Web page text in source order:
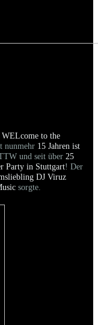
WELcome to the
nunmehr 15 Jahren ist
und seit über 25
Party in Stuttgart! Der
DJ Viruz
sorgte.